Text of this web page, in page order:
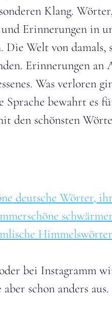
Klang.
und Erinnerungen in
Die Welt von damals,
Erinnerungen an
Was verloren
Sprache bewahrt es
den schönsten
deutsche Wörter,
Himmelswörter
bei Instagramm
schon anders aus.